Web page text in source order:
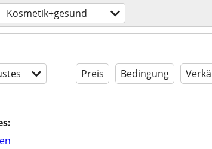
Kosmetik+gesund
Preis Bedingung